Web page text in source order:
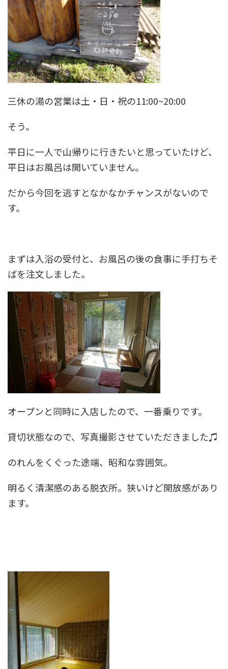
三休の湯の営業は土・日・祝の11:00~20:00
そう。
平日に一人で山帰りに行きたいと思っていたけど、
平日はお風呂は開いていません。
だから今回を逃すとなかなかチャンスがないので
す。
まずは入浴の受付と、お風呂の後の食事に手打ちそ
ばを注文しました。
オープンと同時に入店したので、一番乗りです。
貸切状態なので、写真撮影させていただきました♫
のれんをくぐった途端、昭和な雰囲気。
明るく清潔感のある脱衣所。狭いけど開放感があり
ます。